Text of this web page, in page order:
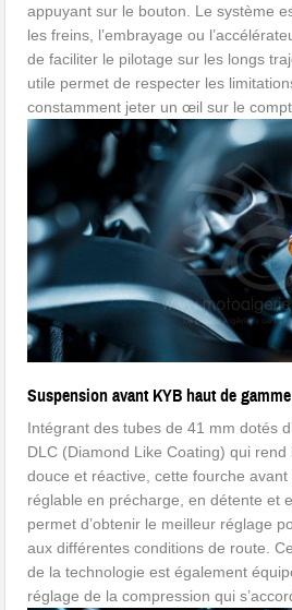
appuyant sur le bouton. Le système
les freins, l’embrayage ou
de faciliter le pilotage sur les longs
utile permet de respecter les
constamment jeter un œil sur le
Suspension avant KYB haut de gamme
Intégrant des tubes de 41 mm dotés
DLC (Diamond Like Coating) qui
douce et réactive, cette fourche
réglable en précharge, en détente et
permet d’obtenir le meilleur réglage
aux différentes conditions de route.
de la technologie est également
réglage de la compression qui